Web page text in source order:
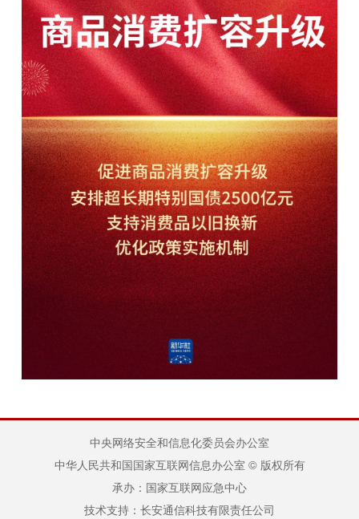
中央网络安全和信息化委员会办公室
中华人民共和国国家互联网信息办公室 © 版权所有
承办：国家互联网应急中心
技术支持：长安通信科技有限责任公司